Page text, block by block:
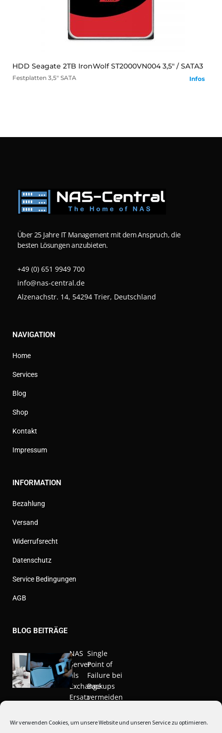
Wir verwenden Cookies, um unsere Website und unseren Service zu optimieren.
mehr
HDD Seagate 2TB IronWolf ST2000VN004 3,5" / SATA3
Festplatten 3,5" SATA Infos
Über 25 Jahre IT Management mit dem Anspruch, die
besten Lösungen anzubieten.
+49 (0) 651 9949 700
info@nas-central.de
Alzenachstr. 14, 54294 Trier, Deutschland
NAVIGATION
Home
Services
Blog
Shop
Kontakt
Impressum
INFORMATION
Bezahlung
Versand
Widerrufsrecht
Datenschutz
Service Bedingungen
AGB
BLOG BEITRÄGE
NAS
Server
als
Exchange
Ersatz
Single
Point of
Failure bei
Backups
vermeiden